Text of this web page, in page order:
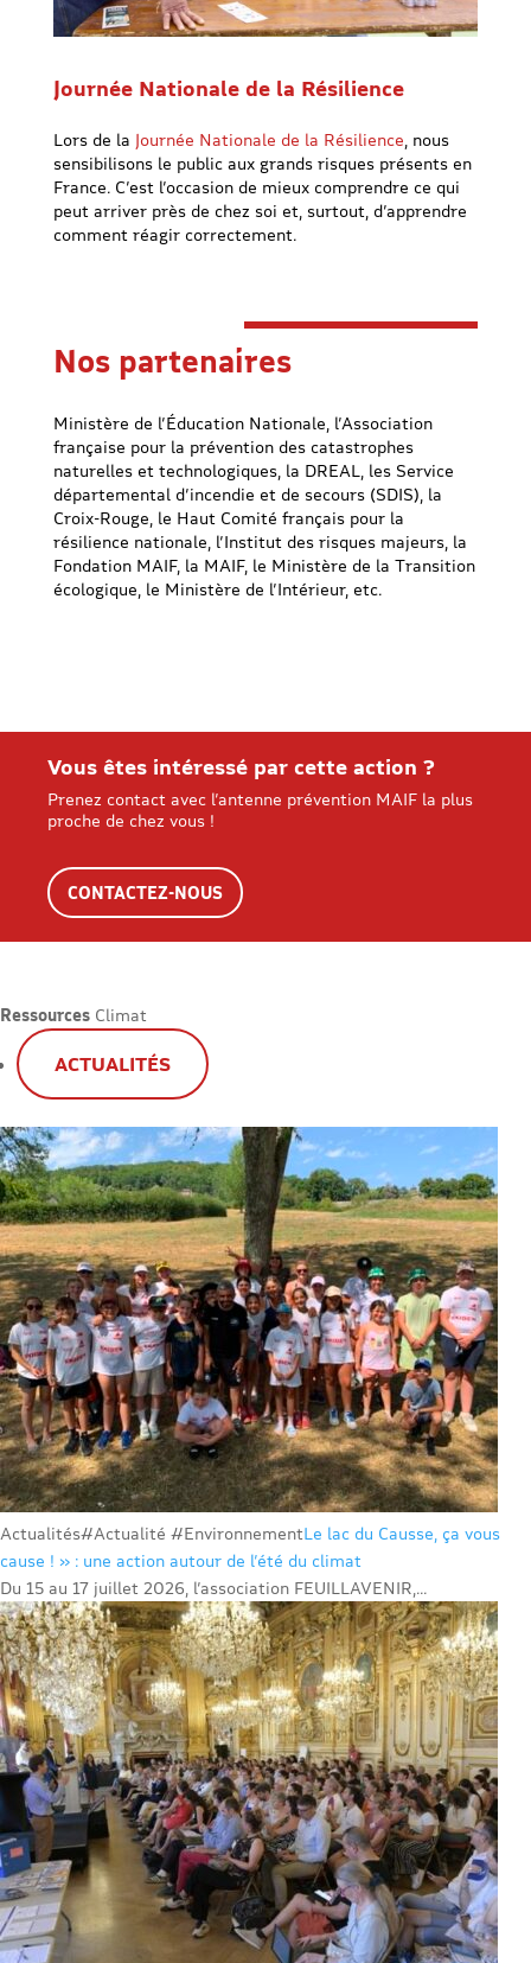
Journée Nationale de la Résilience
Lors de la Journée Nationale de la Résilience , nous
sensibilisons le public aux grands risques présents en
France. C’est l’occasion de mieux comprendre ce qui
peut arriver près de chez soi et, surtout, d’apprendre
comment réagir correctement.
Nos partenaires
Ministère de l’Éducation Nationale, l’Association
française pour la prévention des catastrophes
naturelles et technologiques, la DREAL, les Service
départemental d’incendie et de secours (SDIS), la
Croix-Rouge, le Haut Comité français pour la
résilience nationale, l’Institut des risques majeurs, la
Fondation MAIF, la MAIF, le Ministère de la Transition
écologique, le Ministère de l’Intérieur, etc.
Vous êtes intéressé par cette action ?
Prenez contact avec l’antenne prévention MAIF la plus
proche de chez vous !
CONTACTEZ-NOUS
Ressources Climat
ACTUALITÉS
Actualités#Actualité #EnvironnementLe lac du Causse, ça vous
cause ! » : une action autour de l’été du climat
Du 15 au 17 juillet 2026, l’association FEUILLAVENIR,...